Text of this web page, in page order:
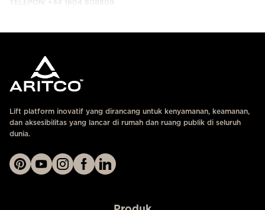
TELEPON: +44 1604 808809
Lift platform inovatif yang dirancang untuk kenyamanan, keamanan,
dan aksesibilitas yang lancar di rumah dan ruang publik di seluruh
dunia.